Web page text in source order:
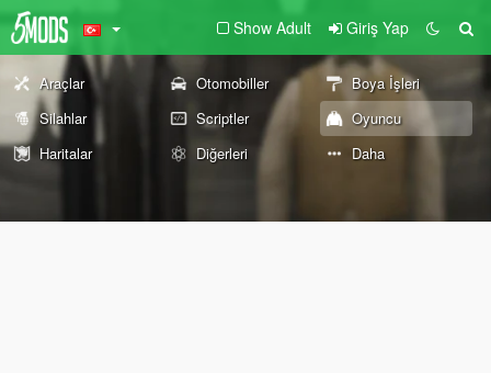
Show Adult Giriş Yap
Araçlar Otomobiller
Boya İşleri
Silahlar
Scriptler
Oyuncu
Haritalar
Diğerleri Daha